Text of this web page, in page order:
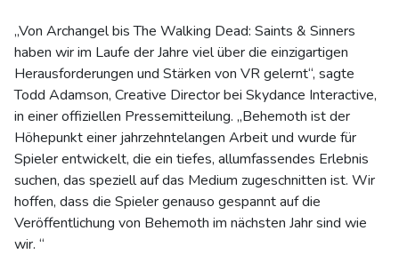
„Von Archangel bis The Walking Dead: Saints & Sinners
haben wir im Laufe der Jahre viel über die einzigartigen
Herausforderungen und Stärken von VR gelernt“, sagte
Todd Adamson, Creative Director bei Skydance Interactive,
in einer offiziellen Pressemitteilung. „Behemoth ist der
Höhepunkt einer jahrzehntelangen Arbeit und wurde für
Spieler entwickelt, die ein tiefes, allumfassendes Erlebnis
suchen, das speziell auf das Medium zugeschnitten ist. Wir
hoffen, dass die Spieler genauso gespannt auf die
Veröffentlichung von Behemoth im nächsten Jahr sind wie
wir. “